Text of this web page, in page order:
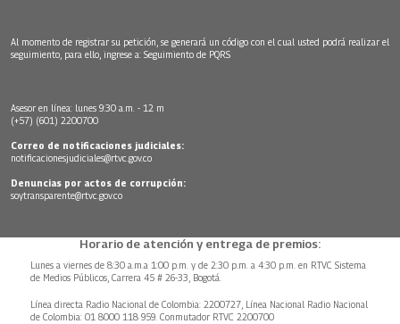
Al momento de registrar su petición, se generará un código con el cual usted podrá realizar el
seguimiento, para ello, ingrese a: Seguimiento de PQRS
Asesor en línea: lunes 9:30 a.m. - 12 m
(+57) (601) 2200700
Correo de notificaciones judiciales:
notificacionesjudiciales@rtvc.gov.co
Denuncias por actos de corrupción:
soytransparente@rtvc.gov.co
Horario de atención y entrega de premios:
Lunes a viernes de 8:30 a.m.a 1:00 p.m. y de 2:30 p.m. a 4:30 p.m. en RTVC Sistema
de Medios Públicos, Carrera 45 # 26-33, Bogotá.
Línea directa Radio Nacional de Colombia: 2200727, Línea Nacional Radio Nacional
de Colombia: 01 8000 118 959. Conmutador RTVC 2200700